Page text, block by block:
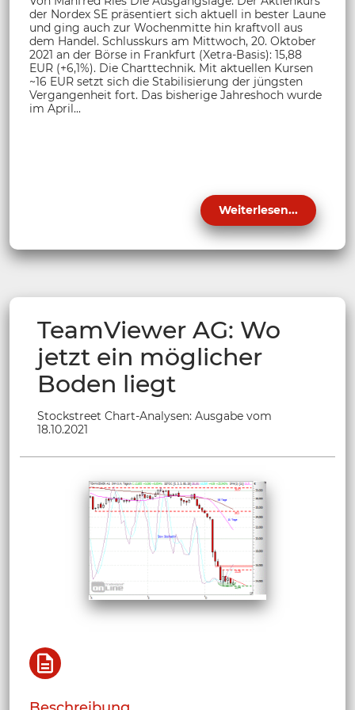
der Nordex SE präsentiert sich aktuell in bester Laune
und ging auch zur Wochenmitte hin kraftvoll aus
dem Handel. Schlusskurs am Mittwoch, 20. Oktober
2021 an der Börse in Frankfurt (Xetra-Basis): 15,88
EUR (+6,1%). Die Charttechnik. Mit aktuellen Kursen
~16 EUR setzt sich die Stabilisierung der jüngsten
Vergangenheit fort. Das bisherige Jahreshoch wurde
im April...
Weiterlesen...
TeamViewer AG: Wo
jetzt ein möglicher
Boden liegt
Stockstreet Chart-Analysen: Ausgabe vom
18.10.2021